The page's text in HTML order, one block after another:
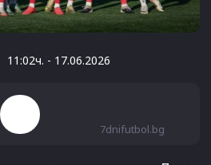
11:02ч. - 17.06.2026
7dnifutbol.bg